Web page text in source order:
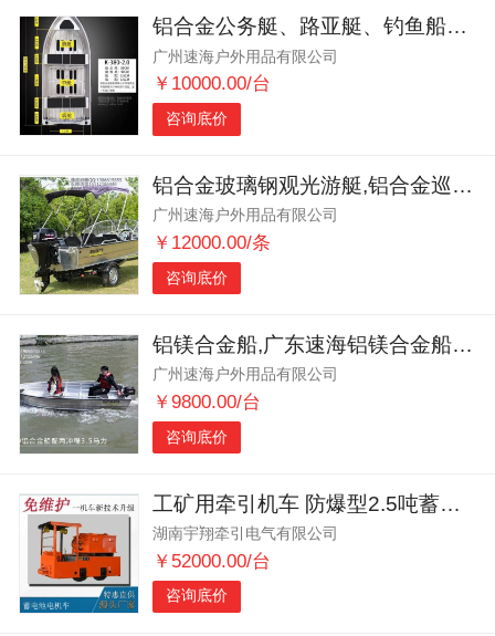
铝合金公务艇、路亚艇、钓鱼船、旅游客船
广州速海户外用品有限公司
￥10000.00/台
咨询底价
铝合金玻璃钢观光游艇,铝合金巡逻艇
广州速海户外用品有限公司
￥12000.00/条
咨询底价
铝镁合金船,广东速海铝镁合金船艇制造厂家
广州速海户外用品有限公司
￥9800.00/台
咨询底价
工矿用牵引机车 防爆型2.5吨蓄电池电机车 湘潭井下电机车
湖南宇翔牵引电气有限公司
￥52000.00/台
咨询底价